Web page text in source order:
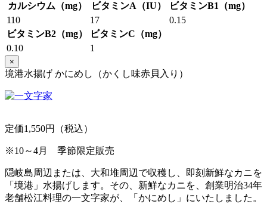
カルシウム（mg）
ビタミンA（IU）
ビタミンB1（mg）
110
17
0.15
ビタミンB2（mg）
ビタミンC（mg）
0.10
1
×
境港水揚げ かにめし（かくし味赤貝入り）
定価1,550円（税込）
※10～4月 季節限定販売
隠岐島周辺または、大和堆周辺で収穫し、即刻新鮮なカニを
「境港」水揚げします。その、新鮮なカニを、創業明治34年
老舗松江料理の一文字家が、「かにめし」にいたしました。